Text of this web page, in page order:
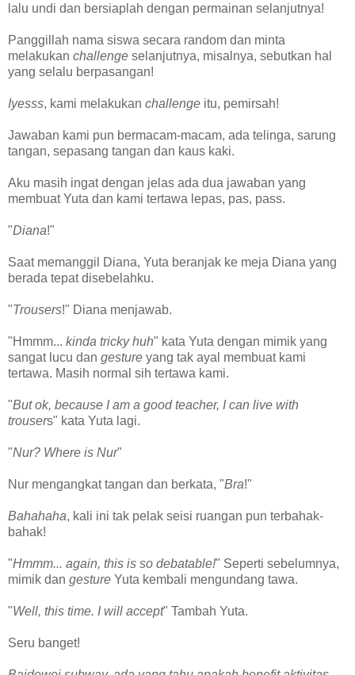
lalu undi dan bersiaplah dengan permainan selanjutnya!
Panggillah nama siswa secara random dan minta
melakukan challenge selanjutnya, misalnya, sebutkan hal
yang selalu berpasangan!
Iyesss, kami melakukan challenge itu, pemirsah!
Jawaban kami pun bermacam-macam, ada telinga, sarung
tangan, sepasang tangan dan kaus kaki.
Aku masih ingat dengan jelas ada dua jawaban yang
membuat Yuta dan kami tertawa lepas, pas, pass.
"Diana!"
Saat memanggil Diana, Yuta beranjak ke meja Diana yang
berada tepat disebelahku.
"Trousers!" Diana menjawab.
"Hmmm... kinda tricky huh" kata Yuta dengan mimik yang
sangat lucu dan gesture yang tak ayal membuat kami
tertawa. Masih normal sih tertawa kami.
"But ok, because I am a good teacher, I can live with
trousers" kata Yuta lagi.
"Nur? Where is Nur"
Nur mengangkat tangan dan berkata, "Bra!"
Bahahaha, kali ini tak pelak seisi ruangan pun terbahak-
bahak!
"Hmmm... again, this is so debatable!" Seperti sebelumnya,
mimik dan gesture Yuta kembali mengundang tawa.
"Well, this time. I will accept" Tambah Yuta.
Seru banget!